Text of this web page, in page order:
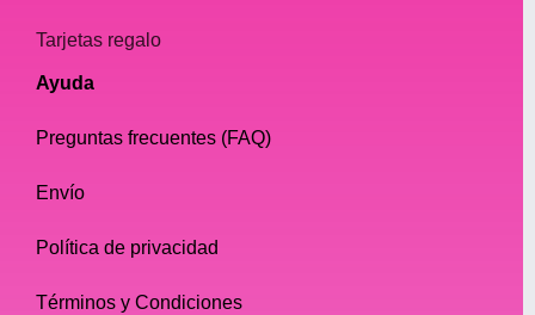
Tarjetas regalo
Ayuda
Preguntas frecuentes (FAQ)
Envío
Política de privacidad
Términos y Condiciones